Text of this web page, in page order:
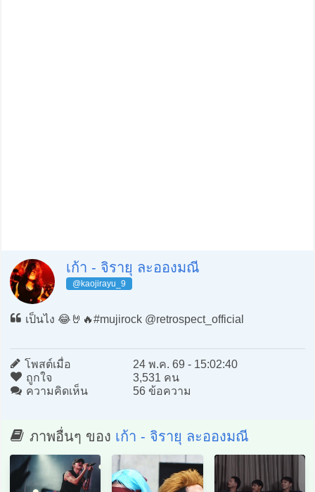
เก้า - จิรายุ ละอองมณี
@kaojirayu_9
เป็นไง 😂🤘🔥#mujirock @retrospect_official
โพสต์เมื่อ
24 พ.ค. 69 - 15:02:40
ถูกใจ
3,531 คน
ความคิดเห็น
56 ข้อความ
ภาพอื่นๆ ของ เก้า - จิรายุ ละอองมณี